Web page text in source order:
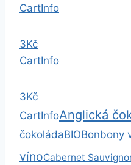
CartInfo
3Kč
CartInfo
3Kč
CartInfoAnglická
čokoládaBIOBonbony
vínoCabernet